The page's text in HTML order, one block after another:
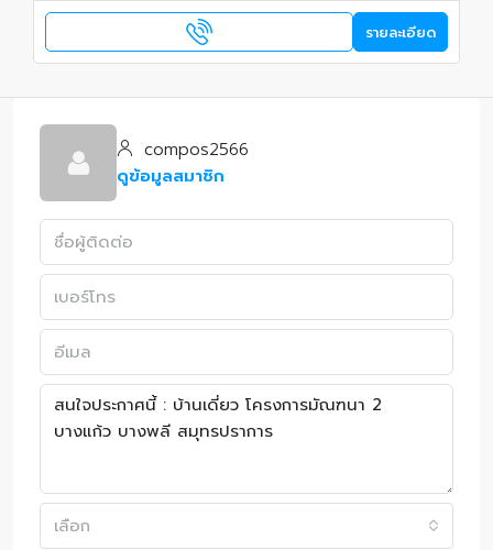
รายละเอียด
compos2566
ดูข้อมูลสมาชิก
เลือก